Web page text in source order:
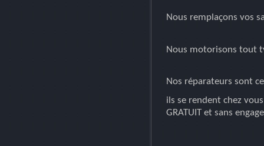
Nous remplaçons vos
Nous motorisons tout
Nos réparateurs sont
ils se rendent chez
GRATUIT et sans